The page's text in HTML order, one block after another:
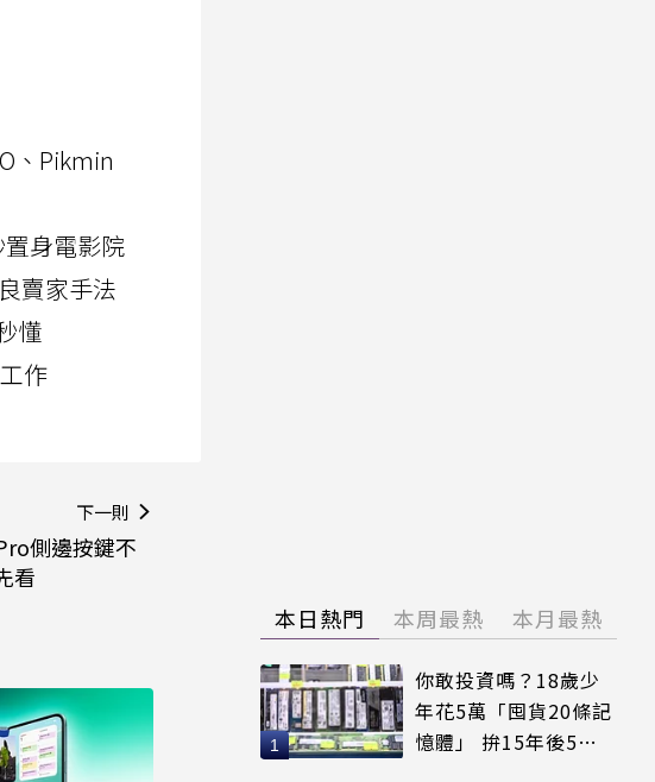
、Pikmin
置身電影院
賣家手法
懂
作
下一則
側邊按鍵不
看
本日熱門 本周最熱 本月最熱
你敢投資嗎？18歲少
年花5萬「囤貨20條記
憶體」 拚15年後5倍